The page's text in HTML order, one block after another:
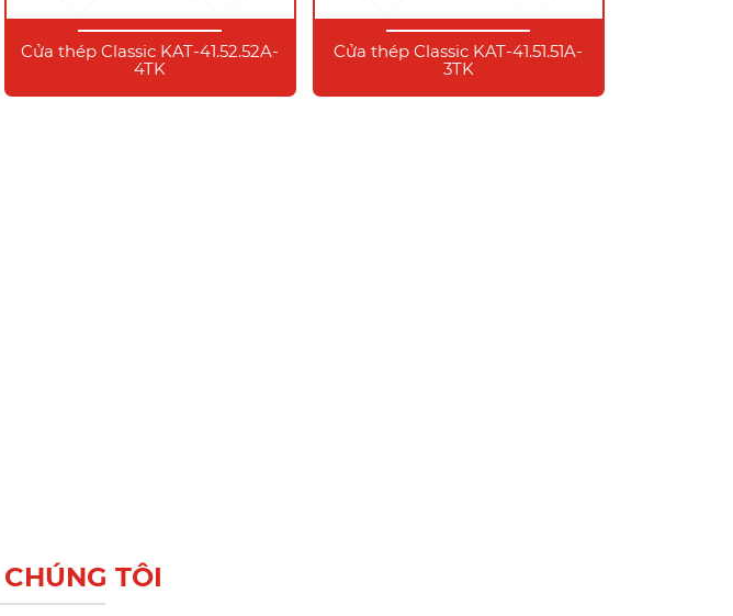
Cửa thép Classic KAT-41.52.52A-
4TK
Cửa thép Classic KAT-41.51.51A-
3TK
TÔI